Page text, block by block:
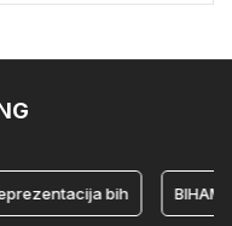
bih BIHAMK